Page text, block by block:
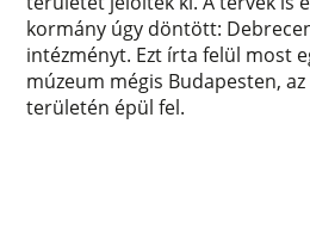
kormány úgy döntött:
intézményt. Ezt írta felül most
múzeum mégis Budapesten, az
területén épül fel.